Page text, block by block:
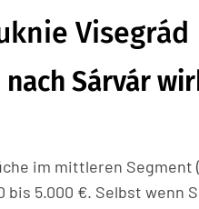
Visegrád
Sárvár
im mittleren Segment
5.000 €. Selbst wenn